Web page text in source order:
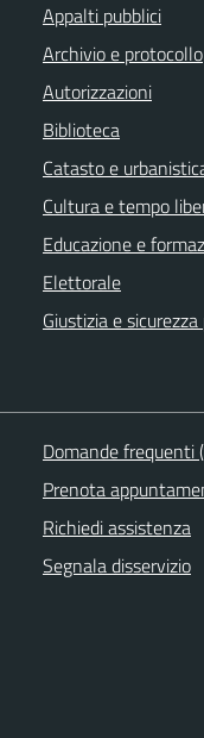
Appalti pubblici
Archivio e protocollo
Autorizzazioni
Biblioteca
Catasto e
Cultura e tempo
Educazione e
Elettorale
Giustizia e
Domande frequenti
Prenota
Richiedi assistenza
Segnala disservizio